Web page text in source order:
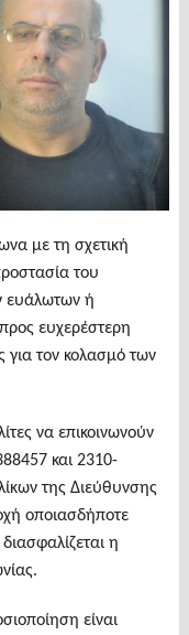
με τη σχετική
του
ευάλωτων ή
ευχερέστερη
για τον κολασμό των
να επικοινωνούν
και 2310-
της Διεύθυνσης
οποιασδήποτε
η
είναι